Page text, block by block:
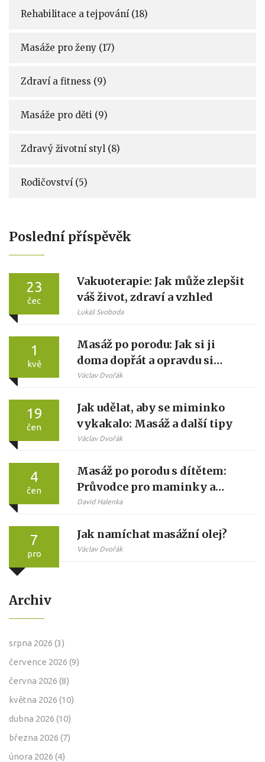
Rehabilitace a tejpování (18)
Masáže pro ženy (17)
Zdraví a fitness (9)
Masáže pro děti (9)
Zdravý životní styl (8)
Rodičovství (5)
Poslední příspěvěk
23
čec
Vakuoterapie: Jak může zlepšit
váš život, zdraví a vzhled
Lukáš Svoboda
1
kvě
Masáž po porodu: Jak si ji
doma dopřát a opravdu si
ulevit
Václav Dvořák
19
čen
Jak udělat, aby se miminko
vykakalo: Masáž a další tipy
Václav Dvořák
4
čen
Masáž po porodu s dítětem:
Průvodce pro maminky a
tatínky
David Halenka
7
pro
Jak namíchat masážní olej?
Václav Dvořák
Archiv
srpna 2026 (3)
července 2026 (9)
června 2026 (8)
května 2026 (10)
dubna 2026 (10)
března 2026 (7)
února 2026 (4)